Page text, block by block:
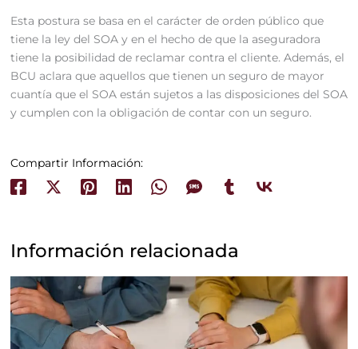
Esta postura se basa en el carácter de orden público que
tiene la ley del SOA y en el hecho de que la aseguradora
tiene la posibilidad de reclamar contra el cliente. Además, el
BCU aclara que aquellos que tienen un seguro de mayor
cuantía que el SOA están sujetos a las disposiciones del SOA
y cumplen con la obligación de contar con un seguro.
Compartir Información:
Información relacionada